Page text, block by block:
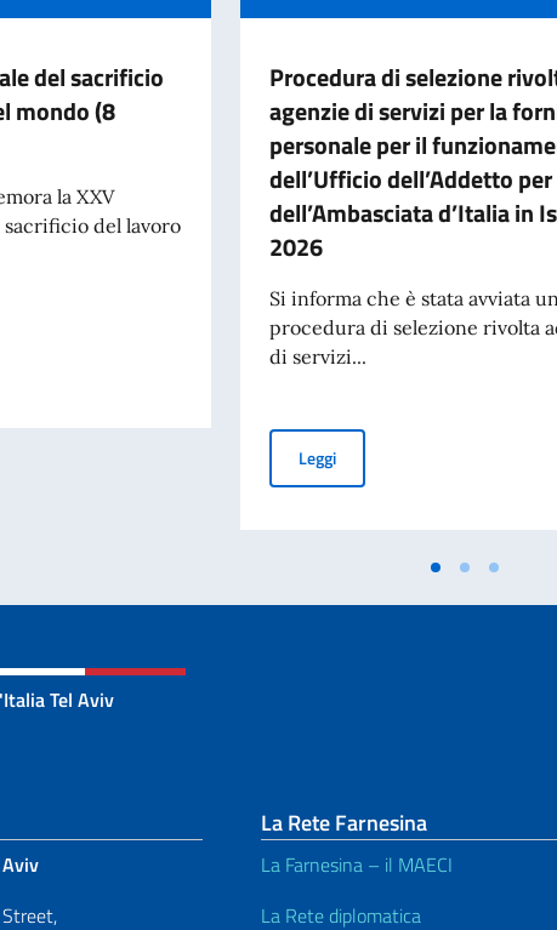
del sacrificio
mondo (8
la XXV
sacrificio del lavoro
del sacrificio del lavoro italiano nel mondo (8 agosto).
Procedura di selezione
agenzie di servizi per la
personale per il
dell’Ufficio dell’Addetto
dell’Ambasciata d’Italia in
2026
Si informa che è stata avviata
procedura di selezione rivolta
di servizi...
LeggiProcedura di selezione rivolta
Tel Aviv
La Rete Farnesina
La Farnesina – il MAECI
La Rete diplomatica